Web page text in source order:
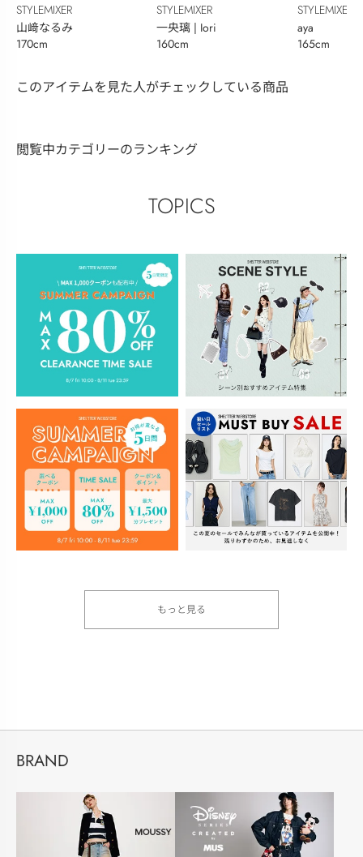
STYLEMIXER
山﨑なるみ
170cm
STYLEMIXER
一央璃 | Iori
160cm
STYLEMIXER
aya
165cm
このアイテムを見た人がチェックしている商品
閲覧中カテゴリーのランキング
TOPICS
もっと見る
BRAND